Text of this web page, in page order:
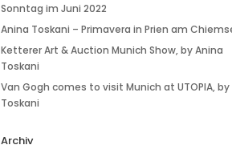
Sonntag im Juni 2022
Anina Toskani – Primavera in Prien am
Ketterer Art & Auction Munich Show, by Anina
Toskani
Van Gogh comes to visit Munich at UTOPIA, by
Toskani
Archiv